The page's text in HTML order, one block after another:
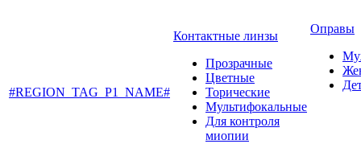
#REGION_TAG_P1_NAME#
Контактные линзы
Прозрачные
Цветные
Торические
Мультифокальные
Для контроля
миопии
Оправы